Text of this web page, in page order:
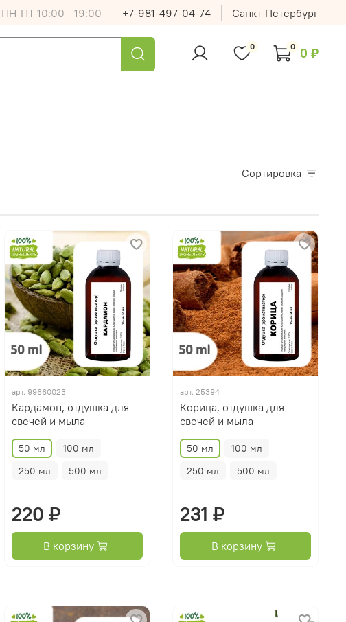
ПН-ПТ 10:00 - 19:00 +7-981-497-04-74 Санкт-Петербург
0 0 0 ₽
Сортировка
арт. 99660023
Кардамон, отдушка для
свечей и мыла
50 мл
100 мл
250 мл
500 мл
220 ₽
В корзину
арт. 25394
Корица, отдушка для
свечей и мыла
50 мл
100 мл
250 мл
500 мл
231 ₽
В корзину